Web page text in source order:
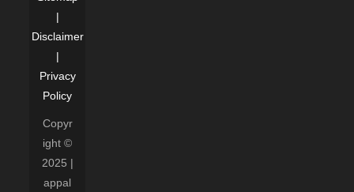
|
Disclaimer
|
Privacy
Policy
Copyr
ight ©
2025 |
appal